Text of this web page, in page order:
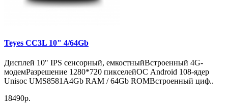
Teyes CC3L 10" 4/64Gb
Дисплей 10" IPS сенсорный, емкостныйВстроенный 4G-
модемРазрешение 1280*720 пикселейОС Android 108-ядер
Unisoc UMS8581A4Gb RAM / 64Gb ROMВстроенный циф..
18490р.